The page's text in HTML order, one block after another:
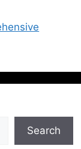
Search